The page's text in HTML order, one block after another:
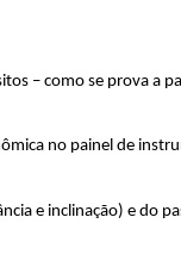
– como se prova a
no painel de
e inclinação) e do